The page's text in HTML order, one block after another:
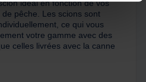
idéal en fonction de vos
pêche. Les scions sont
ce qui vous
votre gamme avec des
celles livrées avec la canne